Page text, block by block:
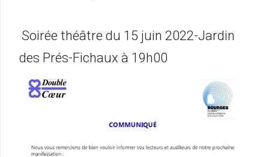
Soirée théâtre du 15 juin 2022-Jardin
des Prés-Fichaux à 19h00